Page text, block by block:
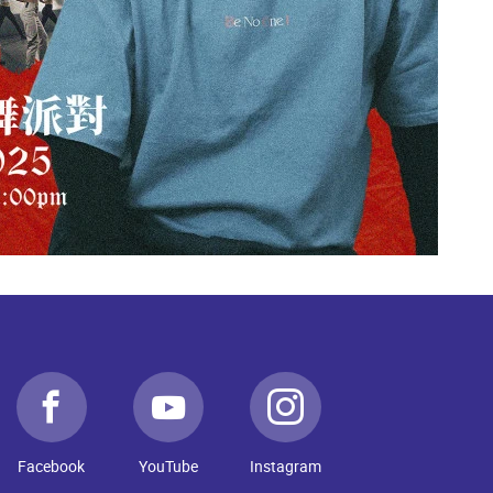
Facebook YouTube Instagram